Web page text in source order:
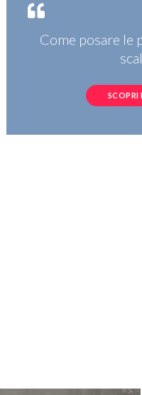
Come posare le
SCOPRI